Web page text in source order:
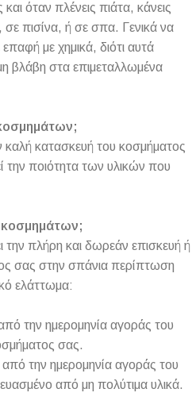
όταν πλένεις πιάτα, κάνεις
πισίνα, ή σε σπα. Γενικά να
με χημικά, διότι αυτά
βλάβη στα επιμεταλλωμένα
κοσμημάτων;
καλή κατασκευή του κοσμήματος
την ποιότητα των υλικών που
κοσμημάτων;
την πλήρη και δωρεάν επισκευή ή
σας στην σπάνια περίπτωση
ελάττωμα:
την ημερομηνία αγοράς του
σας.
την ημερομηνία αγοράς του
από μη πολύτιμα υλικά.